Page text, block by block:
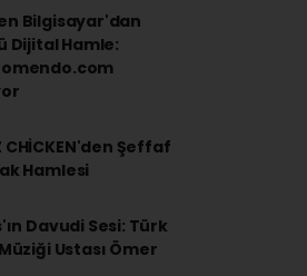
Bilgisayar'dan
Dijital Hamle:
CHİCKEN'den Şeffaf
Hamlesi
Davudi Sesi: Türk
Ustası Ömer